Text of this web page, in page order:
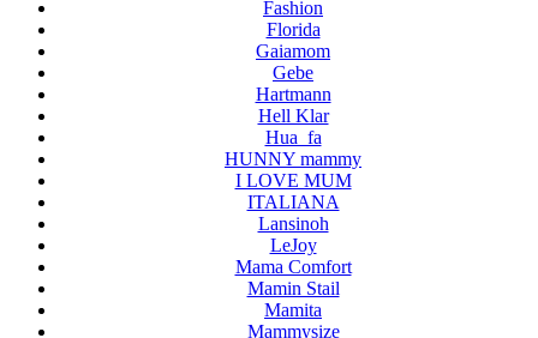
Fashion
Florida
Gaiamom
Gebe
Hartmann
Hell Klar
Hua_fa
HUNNY mammy
I LOVE MUM
ITALIANA
Lansinoh
LeJoy
Mama Comfort
Mamin Stail
Mamita
Mammysize